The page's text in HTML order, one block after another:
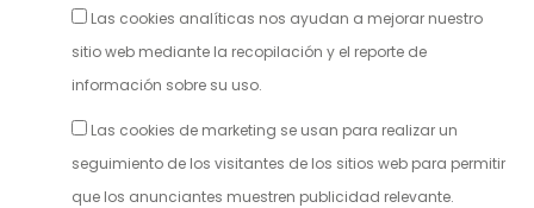
Las cookies analíticas nos ayudan a mejorar nuestro
sitio web mediante la recopilación y el reporte de
información sobre su uso.
Las cookies de marketing se usan para realizar un
seguimiento de los visitantes de los sitios web para permitir
que los anunciantes muestren publicidad relevante.